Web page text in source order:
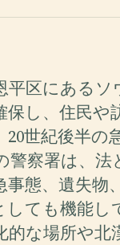
平区にある
保し、住民や
20世紀後半の
警察署は、
事態、遺失物
しても機能し
的な場所や北